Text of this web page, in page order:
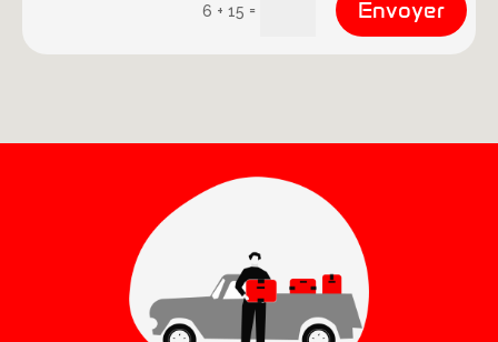
6 + 15 = Envoyer